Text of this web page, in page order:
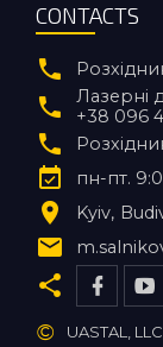
CONTACTS
Лазерні
+38 096
пн-пт.
Kyiv
© UASTAL,